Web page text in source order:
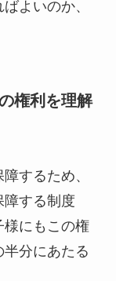
よいのか、
権利を理解
するため、
する制度
様にもこの権
分にあたる